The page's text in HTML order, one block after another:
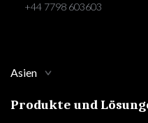
+44 7798 603603
Asien
Produkte und